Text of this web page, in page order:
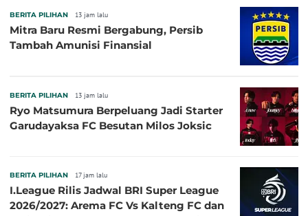
BERITA PILIHAN 13 jam lalu
Mitra Baru Resmi Bergabung, Persib
Tambah Amunisi Finansial
BERITA PILIHAN 13 jam lalu
Ryo Matsumura Berpeluang Jadi Starter
Garudayaksa FC Besutan Milos Joksic
BERITA PILIHAN 17 jam lalu
I.League Rilis Jadwal BRI Super League
2026/2027: Arema FC Vs Kalteng FC dan